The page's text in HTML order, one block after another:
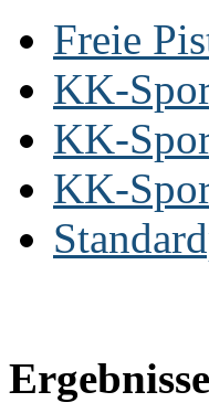
Freie
KK-
KK-
KK-